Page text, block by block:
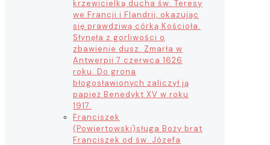
krzewicielką ducha św. Teresy
we Francji i Flandrii, okazując
się prawdziwą córką Kościoła.
Słynęła z gorliwości o
zbawienie dusz. Zmarła w
Antwerpii 7 czerwca 1626
roku. Do grona
błogosławionych zaliczył ją
papież Benedykt XV w roku
1917.
Franciszek
(Powiertowski)sługa Boży brat
Franciszek od św. Józefa